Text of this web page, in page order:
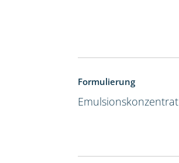
Formulierung
Emulsionskonzentrat